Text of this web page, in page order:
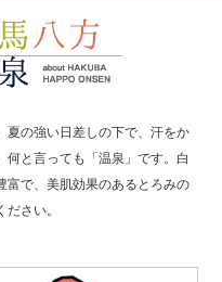
夏の強い日差しの下で、汗をか
と言っても「温泉」です。 白
富で、美肌効果のあるとろみの
さい。